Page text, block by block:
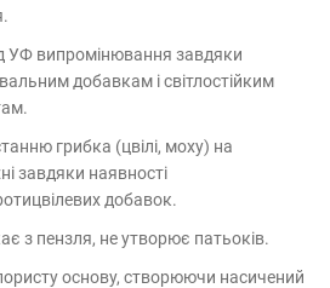
УФ випромінювання завдяки
добавкам і світлостійким
грибка (цвілі, моху) на
завдяки наявності
добавок.
з пензля, не утворює патьоків.
основу, створюючи насичений